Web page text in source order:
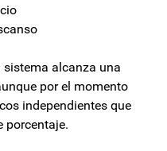
sistema alcanza una
por el momento
independientes que
porcentaje.